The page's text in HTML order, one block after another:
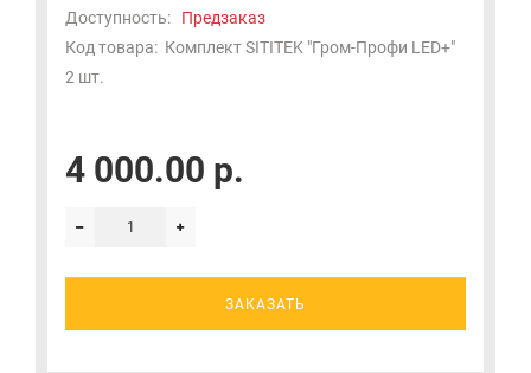
Доступность: Предзаказ
Код товара: Комплект SITITEK "Гром-Профи LED+"
2 шт.
4 000.00 р.
ЗАКАЗАТЬ